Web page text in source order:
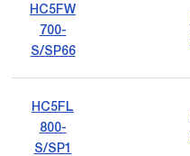
HC5FW
700-
S/SP66
HC5FL
800-
S/SP1